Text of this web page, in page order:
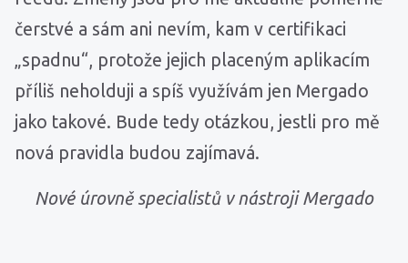
čerstvé a sám ani nevím, kam v certifikaci
„spadnu“, protože jejich placeným aplikacím
příliš neholduji a spíš využívám jen Mergado
jako takové. Bude tedy otázkou, jestli pro mě
nová pravidla budou zajímavá.
Nové úrovně specialistů v nástroji Mergado